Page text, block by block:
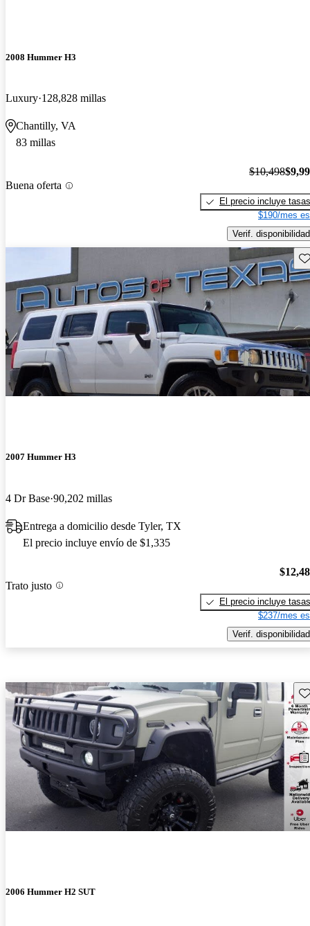
2008 Hummer H3
Luxury 128,828 millas
Chantilly, VA
83 millas
Buena oferta
$10,498
El precio incluye tasas
$190/mes
Verif. disponibilidad
2007 Hummer H3
4 Dr Base 90,202 millas
Entrega a domicilio desde Tyler, TX
El precio incluye envío de $1,335
Trato justo
El precio incluye tasas
$237/mes
Verif. disponibilidad
2006 Hummer H2 SUT